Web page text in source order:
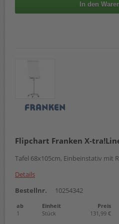
In den
Flipchart Franken X-
Tafel 68x105cm, Einbeinstativ mit
Details
Bestellnr.
10254342
ab Einheit
Preis
1
Stück 131,99 €